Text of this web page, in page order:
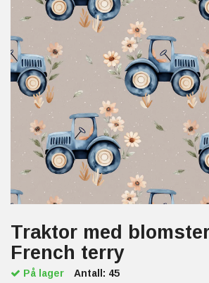
Traktor med
French terry
På lager Antall: 45